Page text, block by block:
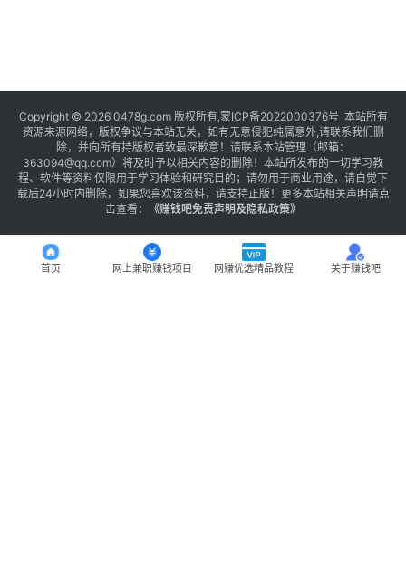
Copyright © 2026 0478g.com 版权所有,蒙ICP备2022000376号 本站所有
资源来源网络，版权争议与本站无关，如有无意侵犯纯属意外,请联系我们删
除，并向所有持版权者致最深歉意！请联系本站管理（邮箱：
363094@qq.com）将及时予以相关内容的删除！本站所发布的一切学习教
程、软件等资料仅限用于学习体验和研究目的；请勿用于商业用途，请自觉下
载后24小时内删除，如果您喜欢该资料，请支持正版！更多本站相关声明请点
击查看：
《赚钱吧免责声明及隐私政策》
首页 网上兼职赚钱项目 网赚优选精品教程 关于赚钱吧